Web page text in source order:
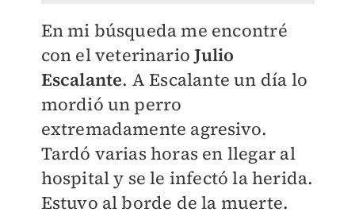
En mi búsqueda me encontré
con el veterinarioJulio
Escalante. A Escalante un día lo
mordió un perro
extremadamente agresivo.
Tardó varias horas en llegar al
hospital y se le infectó la herida.
Estuvo al borde de la muerte.